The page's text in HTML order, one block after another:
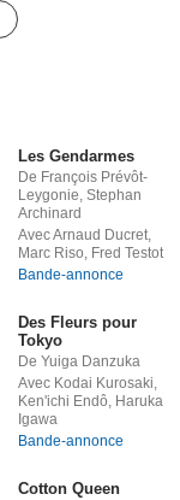
Les Gendarmes
De François Prévôt-
Leygonie, Stephan
Archinard
Avec Arnaud Ducret,
Marc Riso, Fred Testot
Bande-annonce
Des Fleurs pour
Tokyo
De Yuiga Danzuka
Avec Kodai Kurosaki,
Ken'ichi Endô, Haruka
Igawa
Bande-annonce
Cotton Queen